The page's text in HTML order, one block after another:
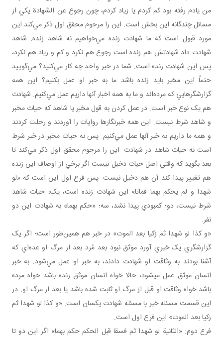
من يادم رفته بود کم کردم يا زياد کردم، چون رجوع عن الشهادة يکي از
مسائل چندگانه اين بخش است. اين را مرحوم محقق اول ذکر مي‌کند اين
مورد قبول است که ما شهادت زنده مي‌خواهيم نه شاهد زنده. شاهد
شهادت داد شهادتش هم زنده است رجوع هم نکرد و کم و زياد هم نکرد،
پس اين شهادت زنده است. شما در خبر واحد چه کار مي‌کنيد؟ مي‌گوييد
حتماً اين مخبر بايد زنده باشد ما به خبر او عمل بکنيم؟ اين همه
گزارشگرهايي که مرده‌اند و ما به همه اخبار آنها داريم عمل مي‌کنيم. شهادت
هم يک نوع خبر است. در عمل کردن به قول مخبر يا شاهد که حيات مخبر
و شاهد شرط نيست. اين همه خبرنگارها روايات را آوردند و رحلت کردند
و همه ما داريم به خبر آنها عمل مي‌کنيم. پس نه حيات مخبر در خبر شرط
است نه حيات شاهد در شهادت. اين را مرحوم محقق اول ذکر مي‌کند تا
بعد بگويد که وقتي اصل حيات دخيل نيست اگر برخي از اوصاف اين زنده
هم تغيير پيدا کند آن هم دخيل نيست. پس فرع اول اين است که «لو
شهدا و لم يحکم بهما فماتا» اين شهادت زنده است، يک؛ حيات شاهد
شرط نيست، دو؛ کمبودي پيدا نشد، سه؛ «حکم بهما» به شهادت اين دو
نفر.
«و کذا لو شهدا ثم زکيا بعد الموت» در خبر هم همين‌طور است؛ اگر يک
گزارشگري يک خبري آورد موثق نبود بعد مُرد بعد از مرگ او عده‌اي که
آشنا بودند به وثاقت او شهادت دادند، به خبر او عمل مي‌شود. به خبر
انسان موثق عمل می­شود، حالا خواه انسان موثق زنده باشد خواه مرده
باشد خواه وثاقت او قبل از مرگ او ثابت شده باشد يا بعد از مرگ او. در
اين قسمت مسئله خبر با مسئله شهادت يکسان است. «و کذا لو شهدا ثم
زکيا بعد الموت» اين فرع اول است.
فرع دوم: «الثانية لو شهدا ثم فسقا قبل الحكم حكم بهما» اگر اين دو تا